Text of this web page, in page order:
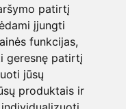
patirtį
įjungti
funkcijas,
geresnę patirtį
jūsų
produktais ir